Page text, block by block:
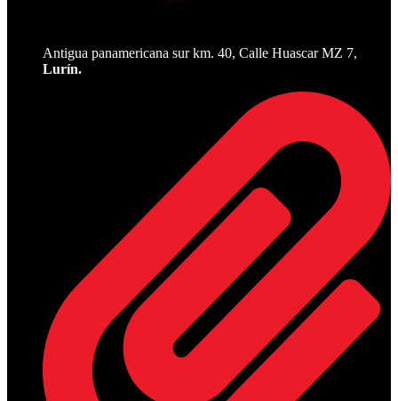
Antigua panamericana sur km. 40, Calle Huascar MZ 7,
Lurín.